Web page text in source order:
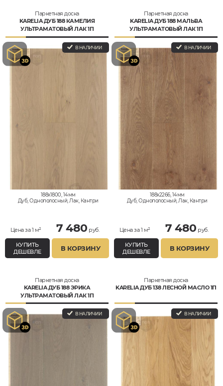
Паркетная доска
KARELIA ДУБ 188 КАМЕЛИЯ
УЛЬТРАМАТОВЫЙ ЛАК 1П
В НАЛИЧИИ
188x1800, 14мм
Дуб, Однополосный, Лак, Кантри
Цена за 1 м² 7 480 руб.
КУПИТЬ
ДЕШЕВЛЕ
В КОРЗИНУ
Паркетная доска
KARELIA ДУБ 188 МАЛЬВА
УЛЬТРАМАТОВЫЙ ЛАК 1П
В НАЛИЧИИ
188x2266, 14мм
Дуб, Однополосный, Лак, Кантри
Цена за 1 м² 7 480 руб.
КУПИТЬ
ДЕШЕВЛЕ
В КОРЗИНУ
Паркетная доска
KARELIA ДУБ 188 ЭРИКА
УЛЬТРАМАТОВЫЙ ЛАК 1П
В НАЛИЧИИ
Паркетная доска
KARELIA ДУБ 138 ЛЕСНОЙ МАСЛО 1П
В НАЛИЧИИ